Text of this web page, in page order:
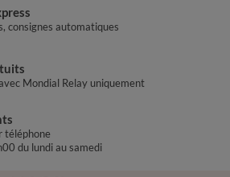
consignes automatiques
Mondial Relay uniquement
téléphone
du lundi au samedi